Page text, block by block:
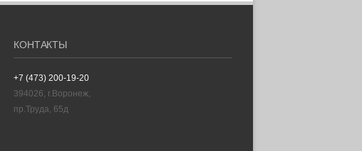
КОНТАКТЫ
+7 (473) 200-19-20
394026, г.Воронеж,
пр.Труда, 65д